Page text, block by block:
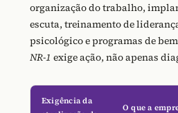
organização do trabalho,
escuta, treinamento de
psicológico e programas de
NR-1 exige ação, não apenas
Exigência da
O que a